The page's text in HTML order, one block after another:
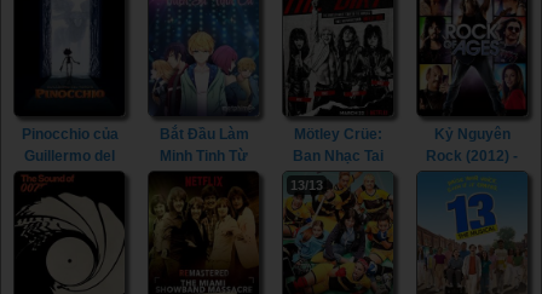
of the Galaxy
Holiday Special
(2022)
Pinocchio của
Guillermo del
Toro (2022) -
Guillermo del
Toro’s
Pinocchio
(2022)
Bắt Đầu Làm
Minh Tinh Từ
Hôm Nay: Thiên
Sứ Tình Ca
(2021) - Super
Star: Love Song
Mötley Crüe:
Ban Nhạc Tai
Tiếng (2019) -
The Dirt (2019)
Kỷ Nguyên
Rock (2012) -
Rock Of Ages
(2012)
13/13